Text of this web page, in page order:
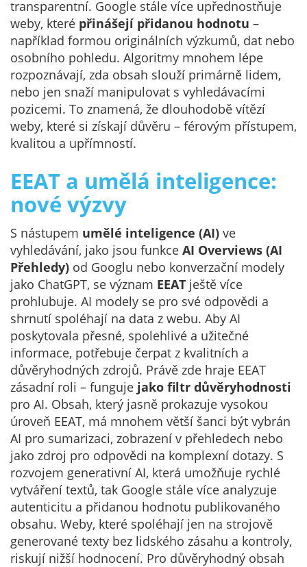
transparentní. Google stále více upřednostňuje
weby, které přinášejí přidanou hodnotu –
například formou originálních výzkumů, dat nebo
osobního pohledu. Algoritmy mnohem lépe
rozpoznávají, zda obsah slouží primárně lidem,
nebo jen snaží manipulovat s vyhledávacími
pozicemi. To znamená, že dlouhodobě vítězí
weby, které si získají důvěru – férovým přístupem,
kvalitou a upřímností.
EEAT a umělá inteligence:
nové výzvy
S nástupem umělé inteligence (AI) ve
vyhledávání, jako jsou funkce AI Overviews (AI
Přehledy) od Googlu nebo konverzační modely
jako ChatGPT, se význam EEAT ještě více
prohlubuje. AI modely se pro své odpovědi a
shrnutí spoléhají na data z webu. Aby AI
poskytovala přesné, spolehlivé a užitečné
informace, potřebuje čerpat z kvalitních a
důvěryhodných zdrojů. Právě zde hraje EEAT
zásadní roli – funguje jako filtr důvěryhodnosti
pro AI. Obsah, který jasně prokazuje vysokou
úroveň EEAT, má mnohem větší šanci být vybrán
AI pro sumarizaci, zobrazení v přehledech nebo
jako zdroj pro odpovědi na komplexní dotazy. S
rozvojem generativní AI, která umožňuje rychlé
vytváření textů, tak Google stále více analyzuje
autenticitu a přidanou hodnotu publikovaného
obsahu. Weby, které spoléhají jen na strojově
generované texty bez lidského zásahu a kontroly,
riskují nižší hodnocení. Pro důvěryhodný obsah